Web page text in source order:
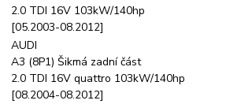
2.0 TDI 16V 103kW/140hp
[05.2003-08.2012]
AUDI
A3 (8P1) Šikmá zadní část
2.0 TDI 16V quattro 103kW/140hp
[08.2004-08.2012]